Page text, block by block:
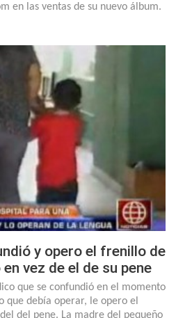
en las ventas de su nuevo álbum.
y opero el frenillo de
en vez de el de su pene
que se confundió en el momento
que debía operar, le opero el
del pene. La madre del pequeño